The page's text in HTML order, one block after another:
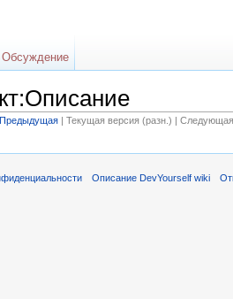
| Текущая версия (разн.) |
Обсуждение
Описание DevYourself wiki